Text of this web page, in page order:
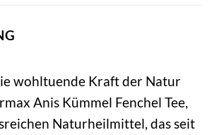
wohltuende Kraft der Natur
Anis Kümmel Fenchel Tee,
Naturheilmittel, das seit